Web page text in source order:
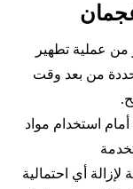
من عملية تطهير
من بعد وقت
استخدام مواد
أي احتمالية